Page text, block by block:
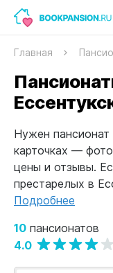
Главная
Нужен
карточках —
цены и отзывы.
престарелых в
Подробнее
10 пансионатов
4.0